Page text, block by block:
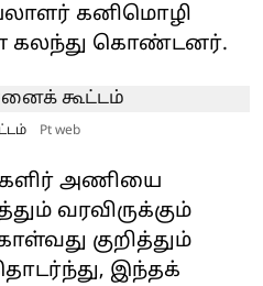
கனிமொழி
கலந்து கொண்டனர்.
Pt web
அணியை
வரவிருக்கும்
குறித்தும்
இந்தக்